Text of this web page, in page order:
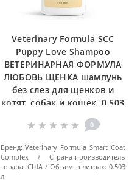
Veterinary Formula SCC
Puppy Love Shampoo
ВЕТЕРИНАРНАЯ ФОРМУЛА
ЛЮБОВЬ ЩЕНКА шампунь
без слез для щенков и
котят, собак и кошек, 0.503
0
Бренд: Veterinary Formula Smart Coat
Complex
Страна-производитель
товара: США Объем в литрах: 0.503
л